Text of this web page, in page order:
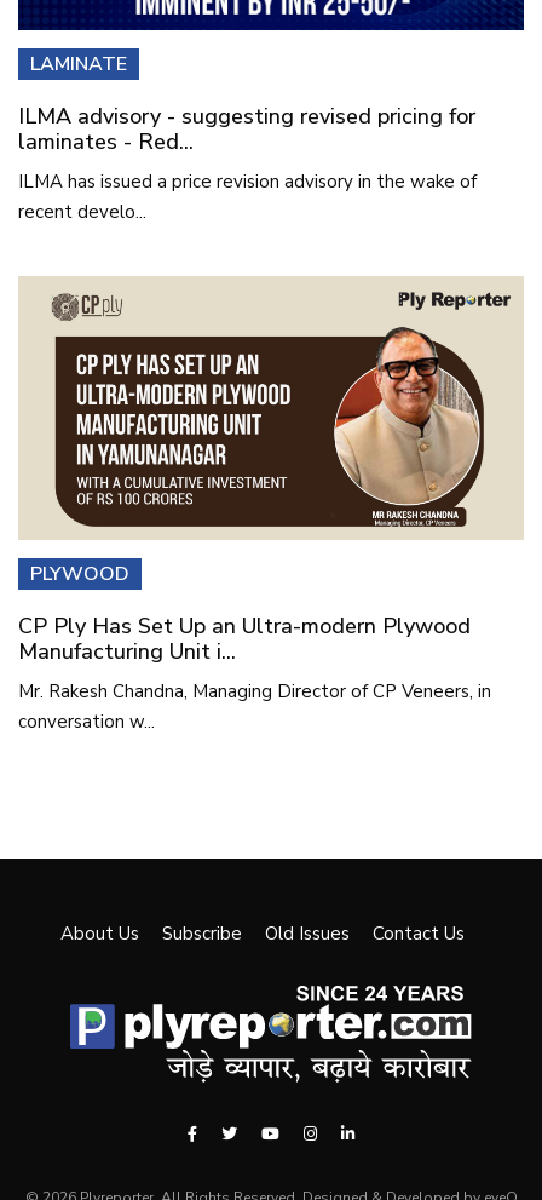
LAMINATE
ILMA advisory - suggesting revised pricing for
laminates - Red...
ILMA has issued a price revision advisory in the wake of
recent develo...
PLYWOOD
CP Ply Has Set Up an Ultra-modern Plywood
Manufacturing Unit i...
Mr. Rakesh Chandna, Managing Director of CP Veneers, in
conversation w...
About Us Subscribe Old Issues Contact Us